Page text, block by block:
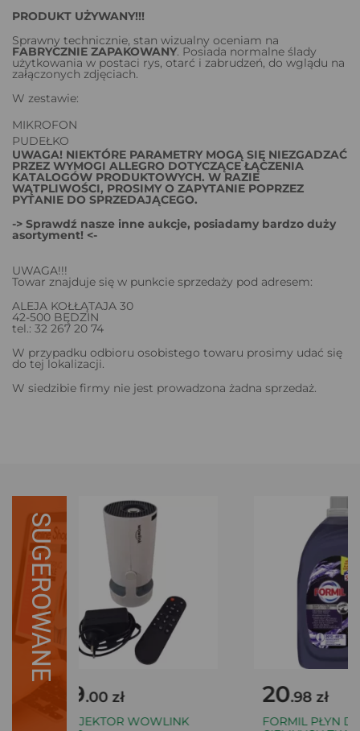
PRODUKT UŻYWANY!!!
Sprawny technicznie, stan wizualny oceniam na
FABRYCZNIE ZAPAKOWANY. Posiada normalne ślady
użytkowania w postaci rys, otarć i zabrudzeń, do wglądu na
załączonych zdjęciach.
W zestawie:
MIKROFON
PUDEŁKO
UWAGA! NIEKTÓRE PARAMETRY MOGĄ SIĘ NIEZGADZAĆ
PRZEZ WYMOGI ALLEGRO DOTYCZĄCE ŁĄCZENIA
KATALOGÓW PRODUKTOWYCH. W RAZIE
WĄTPLIWOŚCI, PROSIMY O ZAPYTANIE POPRZEZ
PYTANIE DO SPRZEDAJĄCEGO.
-> Sprawdź nasze inne aukcje, posiadamy bardzo duży
asortyment! <-
UWAGA!!!
Towar znajduje się w punkcie sprzedaży pod adresem:
ALEJA KOŁŁĄTAJA 30
42-500 BĘDZIN
tel.: 32 267 20 74
W przypadku odbioru osobistego towaru prosimy udać się
do tej lokalizacji.
W siedzibie firmy nie jest prowadzona żadna sprzedaż.
SUGEROWANE
.00 zł
PROJEKTOR WOWLINK
20.98 zł
FORMIL PŁYN DO